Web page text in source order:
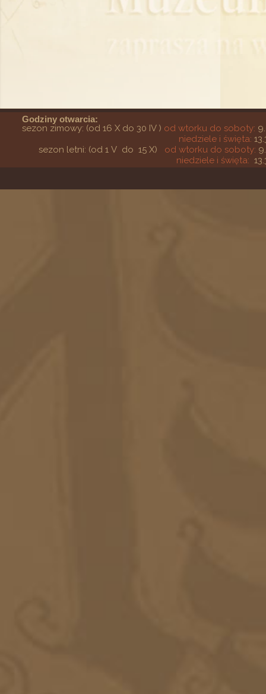
Godziny otwarcia:
sezon zimowy: (od 16 X do 30 IV ) od wtorku do soboty:
niedziele i święta:
sezon letni: (od 1 V do 15 X) od wtorku do soboty:
niedziele i święta: